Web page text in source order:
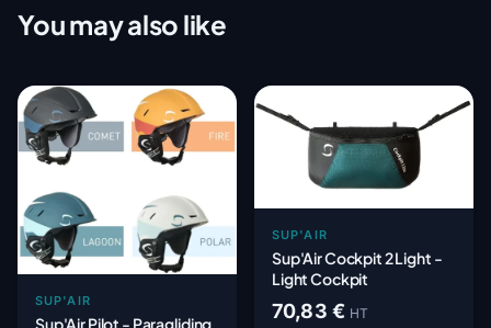
You may also like
SUP'AIR
Sup'Air Pilot - Paragliding
SUP'AIR
Sup'Air Cockpit 2 Light -
Light Cockpit
70,83 € HT